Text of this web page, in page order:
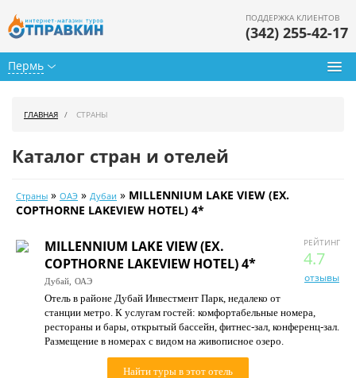
Пермь
ПОДДЕРЖКА КЛИЕНТОВ
(342) 255-42-17
Календарь туров
Цены дня
Страны
Как купить
О нас
ГЛАВНАЯ СТРАНЫ
Каталог стран и отелей
Страны » ОАЭ » Дубаи » MILLENNIUM LAKE VIEW (EX.
COPTHORNE LAKEVIEW HOTEL) 4*
РЕЙТИНГ
4.7
отзывы
MILLENNIUM LAKE VIEW (EX.
COPTHORNE LAKEVIEW HOTEL) 4*
Дубай, ОАЭ
Отель в районе Дубай Инвестмент Парк, недалеко от
станции метро. К услугам гостей: комфортабельные номера,
рестораны и бары, открытый бассейн, фитнес-зал, конференц-зал.
Размещение в номерах с видом на живописное озеро.
Найти туры в этот отель